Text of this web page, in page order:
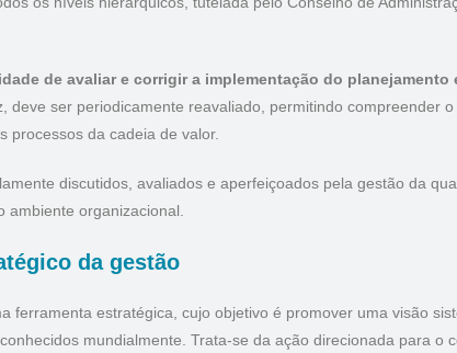
de avaliar e corrigir a implementação do planejamento
deve ser periodicamente reavaliado, permitindo compreender
processos da cadeia de valor.
discutidos, avaliados e aperfeiçoados pela gestão da
ambiente organizacional.
da gestão
ferramenta estratégica, cujo objetivo é promover uma visão
mundialmente. Trata-se da ação direcionada para o